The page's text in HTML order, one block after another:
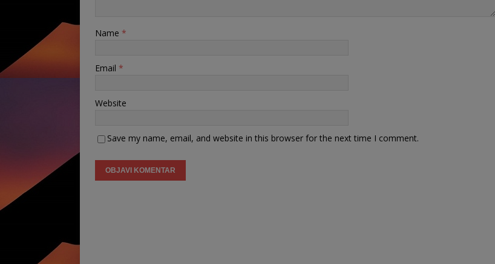
Name *
Email *
Website
Save my name, email, and website in this browser for the next time I comment.